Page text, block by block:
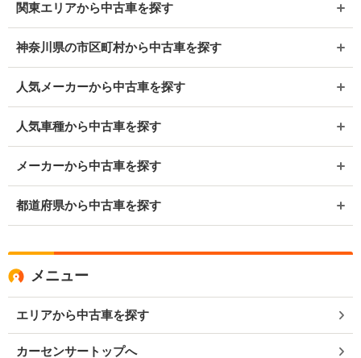
関東エリアから中古車を探す
神奈川県の市区町村から中古車を探す
人気メーカーから中古車を探す
人気車種から中古車を探す
メーカーから中古車を探す
都道府県から中古車を探す
メニュー
エリアから中古車を探す
カーセンサートップへ